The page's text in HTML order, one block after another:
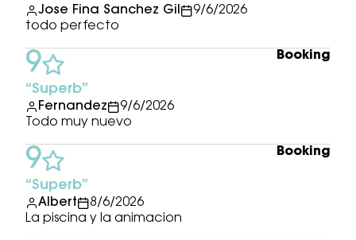
Jose Fina Sanchez Gil
9/6/2026
todo perfecto
Superb
Fernandez
9/6/2026
Todo muy nuevo
9 Booking
Superb
Albert
8/6/2026
La piscina y la animacion
9 Booking